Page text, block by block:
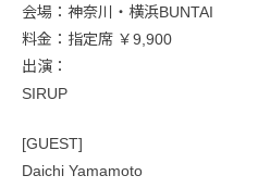
会場：神奈川・横浜BUNTAI
料金：指定席 ￥9,900
出演：
SIRUP
[GUEST]
Daichi Yamamoto